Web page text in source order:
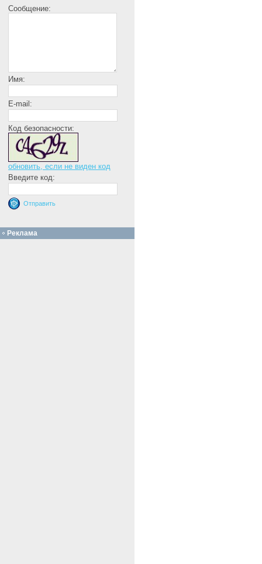
Сообщение:
Имя:
E-mail:
Код безопасности:
обновить, если не виден код
Введите код:
Реклама